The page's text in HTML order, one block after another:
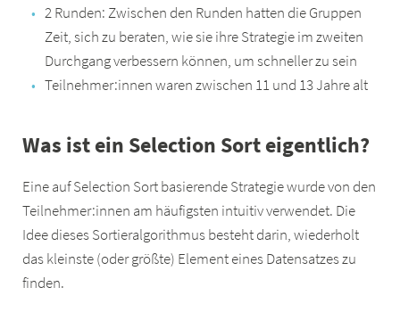
2 Runden: Zwischen den Runden hatten die Gruppen
Zeit, sich zu beraten, wie sie ihre Strategie im zweiten
Durchgang verbessern können, um schneller zu sein
Teilnehmer:innen waren zwischen 11 und 13 Jahre alt
Was ist ein Selection Sort eigentlich?
Eine auf Selection Sort basierende Strategie wurde von den
Teilnehmer:innen am häufigsten intuitiv verwendet. Die
Idee dieses Sortieralgorithmus besteht darin, wiederholt
das kleinste (oder größte) Element eines Datensatzes zu
finden.